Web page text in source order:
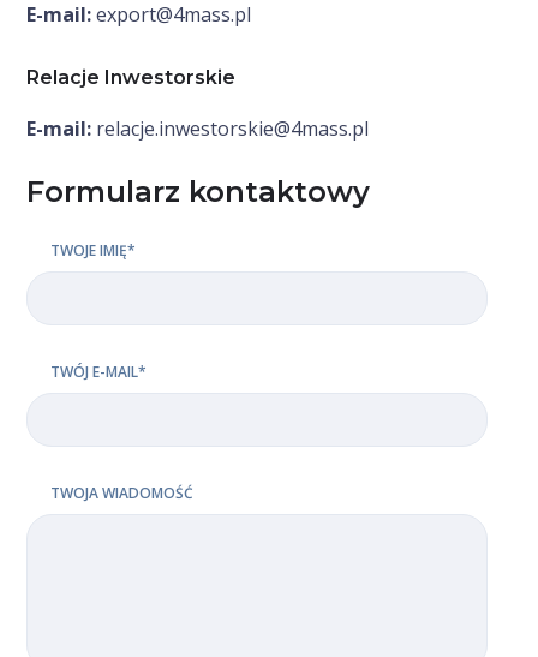
E-mail:export@4mass.pl
Relacje Inwestorskie
E-mail: relacje.inwestorskie@4mass.pl
Formularz kontaktowy
TWOJE IMIĘ*
TWÓJ E-MAIL*
TWOJA WIADOMOŚĆ